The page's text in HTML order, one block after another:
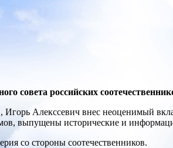
совета российских
Алекссевич внес неоценимый
выпущены исторические и
со стороны соотечественников.